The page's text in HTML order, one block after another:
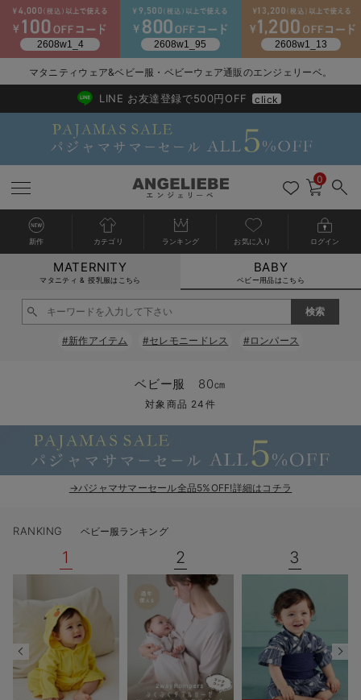
新生児服全て
ツーウェイオール・2WAYオール（新生児）
ベビー服全て
ロンパース・カバーオール
ベビー ブルマ
ベビー スカート
ベビー アウター
ベビー セットアップ
スタイ・よだれかけ（新生児・ベビー）
ベビー帽子（新生児・乳児）
新生児スリーパー・ベビーパジャマ
シーズンアイテム全て
ベビー・新生児 寝具全て
ベビーベッド・布団 （ベビー・新生児）
ベビー 雑貨全て
ベビーチェア（ハイローチェア）・ベビーラック
ベビー 雑貨 小物
ベビー安全グッズ
メモリアルグッズ
授乳・調乳・お食事
哺乳瓶
赤ちゃん 洗剤・洗濯用品・お掃除
赤ちゃん お風呂・ベビースキンケア
お出かけグッズ全て
ベビー｜季節の特集全て
猛暑からベビーを守るひんやりグッズ
ベビーの動物なりきり特集
ベビー 夏のお役立ちグッズ特集
袴ロンパース特集
アウトレット全て
【アウトレット】ワンピース
【アウトレット】パジャマ
【アウトレット】インナー
特集全て
抗菌防臭加工
コットン素材
冷房対策
Tシャツブラ
ブラトップ
親子セット
快適機能ウェア特集 トップス
快適機能ウェア特集 ボトムス
再入荷全て
再入荷｜インナー
戻る
送料無料アイテム全て
ワンピース
パジャマ
ベビー
戻る
ブラキャミ おまとめ
戻る
【37周年祭セール】
【37周年祭セール】
戻る
気温差別オススメア
【15℃】3月下旬～
戻る
動きやすく着回しで
戻る
強撚スムース(コスパ
戻る
マタニティウェア
【おまとめ割】パジ
戻る
こだわりの履き心地
カジュアル
戻る
ジャケット派
ツィード派
戻る
出産準備応援割全て
マタニティパジャマ
戻る
【オフィスカジュア
戻る
レギンスタイプ
戻る
【フォーマル】ワン
戻る
【ベビー】長袖
戻る
ハンカチ
セット
戻る
快適ウェア10%OFF
戻る
春のマタニティワン
セットアップ・ レイ
ワーク・オフィス
あったかアイテム｜
戻る
Gift Selection 出産
〜3,000円（税込）
女の子におススメの
もらって嬉しいギフト
かわいくておもしろ
何枚あっても嬉しい
長く使えるアイテム
戻る
冬の冷え対策インナ
薄くてあったか
レギンス・タイツ
裏起毛素材
戻る
入院準備の持ち物チ
入院してすぐ使うグ
戻る
冬のあったか特集全て
【冬のあったか特集
マタニティウェア&ベビー服・ベビーウェア通販のエンジェリーベ。
2026/NewArrival
送料495円(一部地域を除く) 7,700円以上で送料無料
LINE お友達登録で500円OFF click
0
新作 カテゴリ ランキング お気に入り ログイン
MATERNITY
マタニティ & 授乳服はこちら
BABY
ベビー用品はこちら
#新作アイテム #セレモニードレス #ロンパース
ベビー服 80㎝
対象商品 24件
→パジャマサマーセール全品5%OFF!詳細はコチラ
RANKING ベビー服ランキング
1 2 3
カートに入れる
閉じる